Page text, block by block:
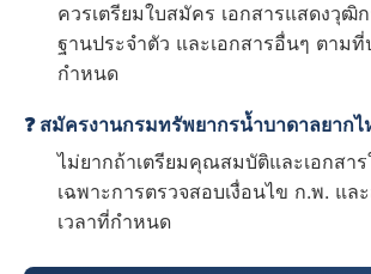
ควรเตรียมใบสมัคร เอกสารแสดงวุฒิ
ฐานประจำตัว และเอกสารอื่นๆ ตาม
กำหนด
❓ สมัครงานกรมทรัพยากรน้ำบาดาลยาก
ไม่ยากถ้าเตรียมคุณสมบัติและเอกสา
เฉพาะการตรวจสอบเงื่อนไข ก.พ. แล
เวลาที่กำหนด